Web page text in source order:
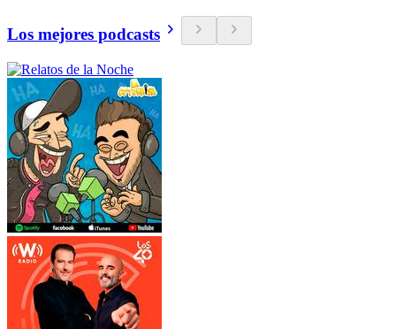
Los mejores podcasts